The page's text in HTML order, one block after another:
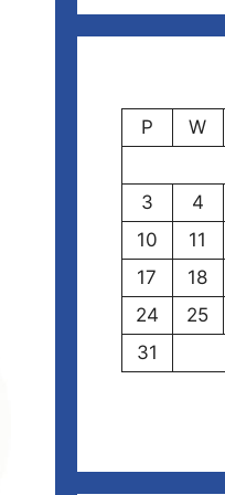
P
W
3
4
10
11
17
18
24
25
31